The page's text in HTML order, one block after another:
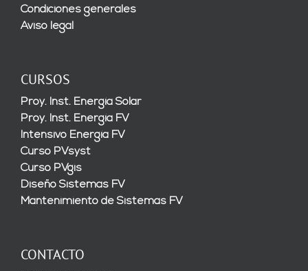
Condiciones generales
Aviso legal
CURSOS
Proy. Inst. Energía Solar
Proy. Inst. Energía FV
Intensivo Energía FV
Curso PVsyst
Curso PVgis
Diseño Sistemas FV
Mantenimiento de Sistemas FV
CONTACTO